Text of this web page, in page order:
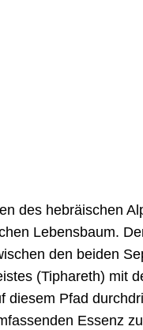
des hebräischen
Lebensbaum.
den beiden
(Tiphareth) mit
diesem Pfad
Essenz